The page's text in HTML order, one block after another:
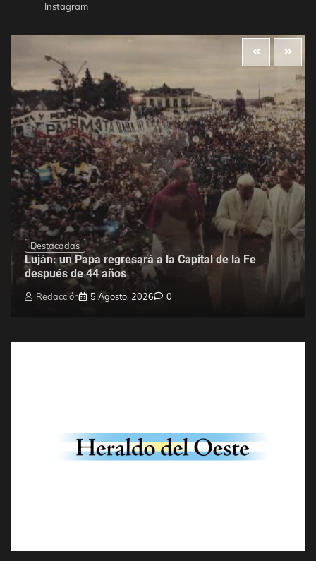
Instagram
Destacadas
Luján: un Papa regresará a la Capital de la Fe
después de 44 años
Redacción 5 Agosto, 2026 0